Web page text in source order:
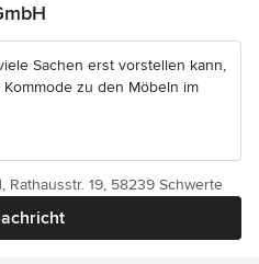
Sachen erst vorstellen kann,
zu den Möbeln im
Rathausstr. 19, 58239 Schwerte